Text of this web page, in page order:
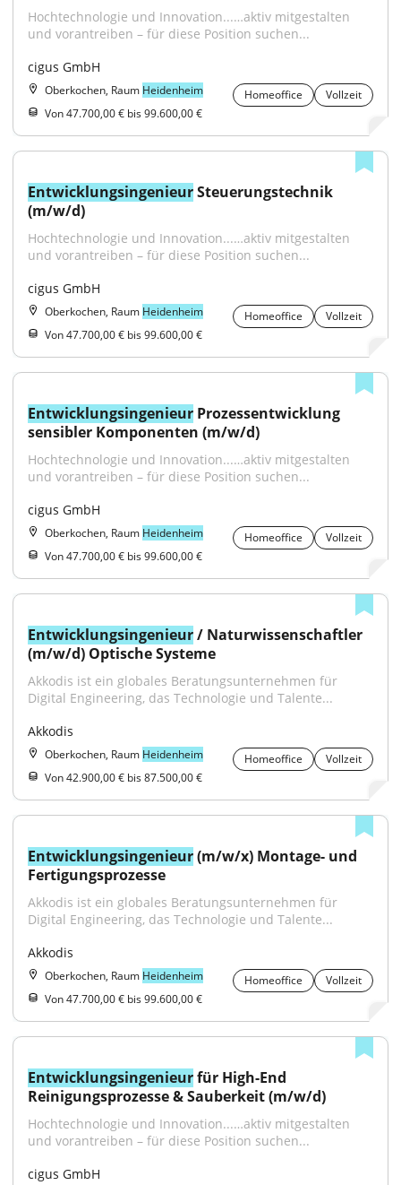
Hochtechnologie und Innovation...…aktiv mitgestalten
und vorantreiben – für diese Position suchen...
cigus GmbH
Oberkochen, Raum Heidenheim Homeoffice
Vollzeit
Von 47.700,00 € bis 99.600,00 €
Entwicklungsingenieur Steuerungstechnik
(m/w/d)
Hochtechnologie und Innovation...…aktiv mitgestalten
und vorantreiben – für diese Position suchen...
cigus GmbH
Oberkochen, Raum Heidenheim Homeoffice
Vollzeit
Von 47.700,00 € bis 99.600,00 €
Entwicklungsingenieur Prozessentwicklung
sensibler Komponenten (m/w/d)
Hochtechnologie und Innovation...…aktiv mitgestalten
und vorantreiben – für diese Position suchen...
cigus GmbH
Oberkochen, Raum Heidenheim Homeoffice
Vollzeit
Von 47.700,00 € bis 99.600,00 €
Entwicklungsingenieur / Naturwissenschaftler
(m/w/d) Optische Systeme
Akkodis ist ein globales Beratungsunternehmen für
Digital Engineering, das Technologie und Talente...
Akkodis
Oberkochen, Raum Heidenheim Homeoffice
Vollzeit
Von 42.900,00 € bis 87.500,00 €
Entwicklungsingenieur (m/w/x) Montage- und
Fertigungsprozesse
Akkodis ist ein globales Beratungsunternehmen für
Digital Engineering, das Technologie und Talente...
Akkodis
Oberkochen, Raum Heidenheim Homeoffice
Vollzeit
Von 47.700,00 € bis 99.600,00 €
Entwicklungsingenieur für High-End
Reinigungsprozesse & Sauberkeit (m/w/d)
Hochtechnologie und Innovation...…aktiv mitgestalten
und vorantreiben – für diese Position suchen...
cigus GmbH